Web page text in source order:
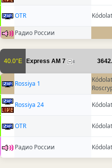
OTR
Радио России
40.0°E Express AM 7 4
Rossiya 1
Rossiya 24
OTR
Радио России